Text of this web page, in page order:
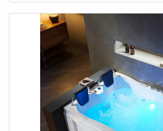
les spots integrés à votre
également de vos musiques
connexion USB prévue à cet effet
intégrés. Le + : choisissez la finition
une intégration parfaite dans